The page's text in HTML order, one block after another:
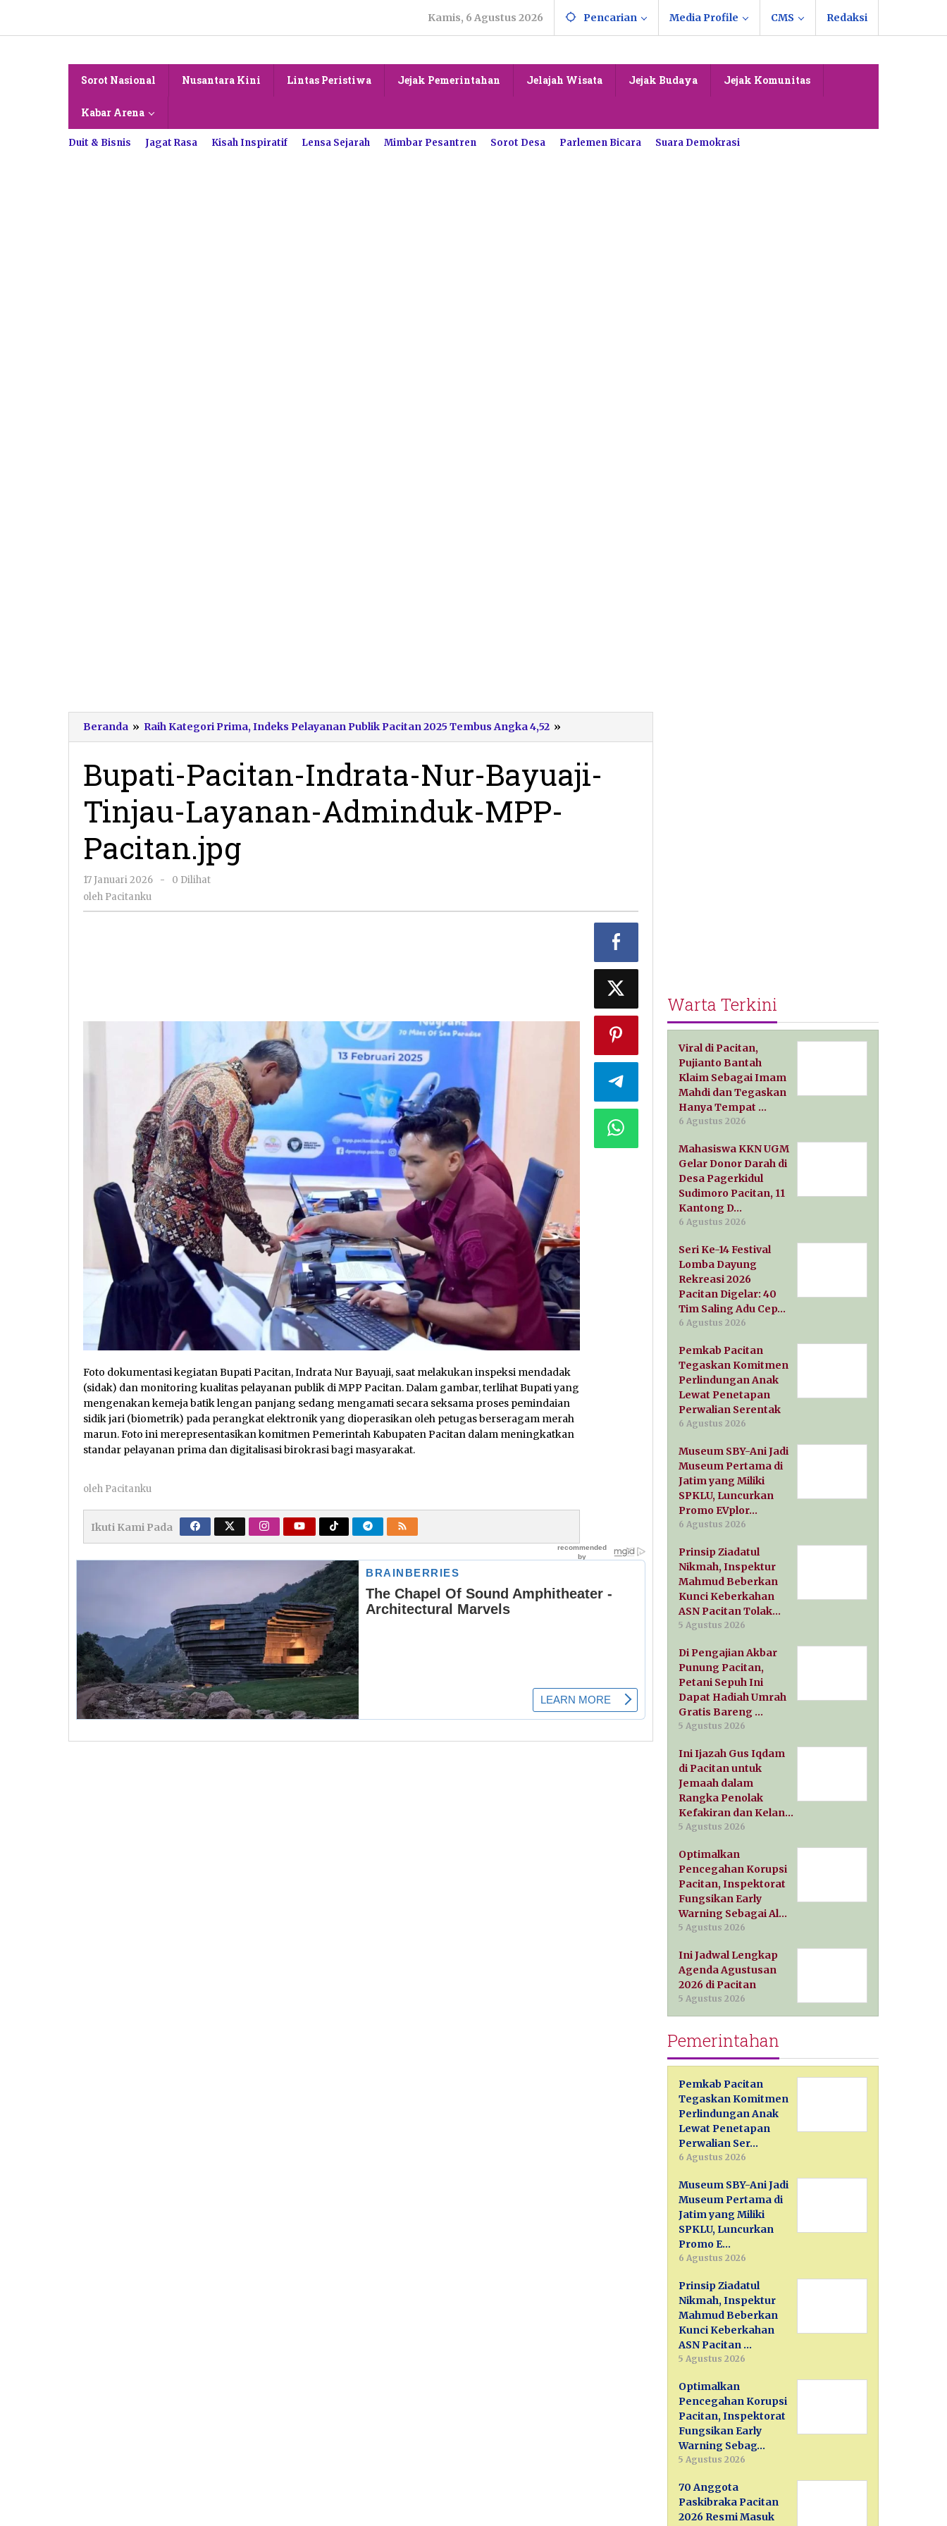
konten
Kamis, 6 Agustus 2026 Pencarian Media Profile CMS Redaksi
Sorot Nasional Nusantara Kini Lintas Peristiwa Jejak Pemerintahan Jelajah Wisata Jejak Budaya Jejak Komunitas
Kabar Arena
Duit & Bisnis Jagat Rasa Kisah Inspiratif Lensa Sejarah Mimbar Pesantren Sorot Desa Parlemen Bicara Suara Demokrasi
Beranda » Raih Kategori Prima, Indeks Pelayanan Publik Pacitan 2025 Tembus Angka 4,52 »
Pacitan-
Nur-
Bayuaji-
Bupati-Pacitan-Indrata-Nur-Bayuaji-
Tinjau-Layanan-Adminduk-MPP-
Pacitan.jpg
17 Januari 2026
oleh
-
0 Dilihat
oleh Pacitanku
Foto dokumentasi kegiatan Bupati Pacitan, Indrata Nur Bayuaji, saat melakukan inspeksi mendadak
(sidak) dan monitoring kualitas pelayanan publik di MPP Pacitan. Dalam gambar, terlihat Bupati yang
mengenakan kemeja batik lengan panjang sedang mengamati secara seksama proses pemindaian
sidik jari (biometrik) pada perangkat elektronik yang dioperasikan oleh petugas berseragam merah
marun. Foto ini merepresentasikan komitmen Pemerintah Kabupaten Pacitan dalam meningkatkan
standar pelayanan prima dan digitalisasi birokrasi bagi masyarakat.
oleh Pacitanku
Ikuti Kami Pada
Warta Terkini
Viral di Pacitan,
Pujianto Bantah
Klaim Sebagai Imam
Mahdi dan Tegaskan
Hanya Tempat …
6 Agustus 2026
Mahasiswa KKN UGM
Gelar Donor Darah di
Desa Pagerkidul
Sudimoro Pacitan, 11
Kantong D…
6 Agustus 2026
Seri Ke-14 Festival
Lomba Dayung
Rekreasi 2026
Pacitan Digelar: 40
Tim Saling Adu Cep…
6 Agustus 2026
Pemkab Pacitan
Tegaskan Komitmen
Perlindungan Anak
Lewat Penetapan
Perwalian Serentak
6 Agustus 2026
Museum SBY-Ani Jadi
Museum Pertama di
Jatim yang Miliki
SPKLU, Luncurkan
Promo EVplor…
6 Agustus 2026
Prinsip Ziadatul
Nikmah, Inspektur
Mahmud Beberkan
Kunci Keberkahan
ASN Pacitan Tolak…
5 Agustus 2026
Di Pengajian Akbar
Punung Pacitan,
Petani Sepuh Ini
Dapat Hadiah Umrah
Gratis Bareng …
5 Agustus 2026
Ini Ijazah Gus Iqdam
di Pacitan untuk
Jemaah dalam
Rangka Penolak
Kefakiran dan Kelan…
5 Agustus 2026
Optimalkan
Pencegahan Korupsi
Pacitan, Inspektorat
Fungsikan Early
Warning Sebagai Al…
5 Agustus 2026
Ini Jadwal Lengkap
Agenda Agustusan
2026 di Pacitan
5 Agustus 2026
Pemerintahan
Pemkab Pacitan
Tegaskan Komitmen
Perlindungan Anak
Lewat Penetapan
Perwalian Ser…
6 Agustus 2026
Museum SBY-Ani Jadi
Museum Pertama di
Jatim yang Miliki
SPKLU, Luncurkan
Promo E…
6 Agustus 2026
Prinsip Ziadatul
Nikmah, Inspektur
Mahmud Beberkan
Kunci Keberkahan
ASN Pacitan …
5 Agustus 2026
Optimalkan
Pencegahan Korupsi
Pacitan, Inspektorat
Fungsikan Early
Warning Sebag…
5 Agustus 2026
70 Anggota
Paskibraka Pacitan
2026 Resmi Masuk